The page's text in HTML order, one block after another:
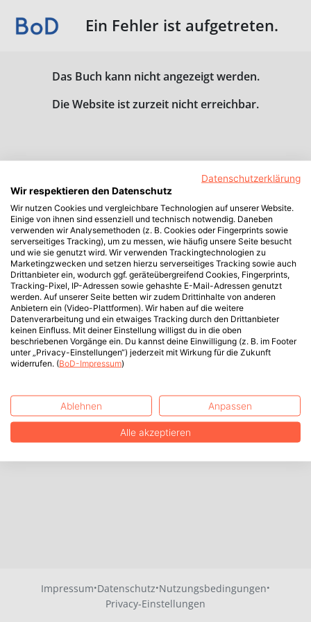
Ein Fehler ist aufgetreten.
Das Buch kann nicht angezeigt werden.
Die Website ist zurzeit nicht erreichbar.
Impressum·Datenschutz·Nutzungsbedingungen·
Privacy-Einstellungen
Datenschutzerklärung
Wir respektieren den Datenschutz
Wir nutzen Cookies und vergleichbare Technologien auf unserer Website.
Einige von ihnen sind essenziell und technisch notwendig. Daneben
verwenden wir Analysemethoden (z. B. Cookies oder Fingerprints sowie
serverseitiges Tracking), um zu messen, wie häufig unsere Seite besucht
und wie sie genutzt wird. Wir verwenden Trackingtechnologien zu
Marketingzwecken und setzen hierzu serverseitiges Tracking sowie auch
Drittanbieter ein, wodurch ggf. geräteübergreifend Cookies, Fingerprints,
Tracking-Pixel, IP-Adressen sowie gehashte E-Mail-Adressen genutzt
werden. Auf unserer Seite betten wir zudem Drittinhalte von anderen
Anbietern ein (Video-Plattformen). Wir haben auf die weitere
Datenverarbeitung und ein etwaiges Tracking durch den Drittanbieter
keinen Einfluss. Mit deiner Einstellung willigst du in die oben
beschriebenen Vorgänge ein. Du kannst deine Einwilligung (z. B. im Footer
unter „Privacy-Einstellungen“) jederzeit mit Wirkung für die Zukunft
widerrufen. (BoD-Impressum)
Ablehnen Anpassen
Alle akzeptieren